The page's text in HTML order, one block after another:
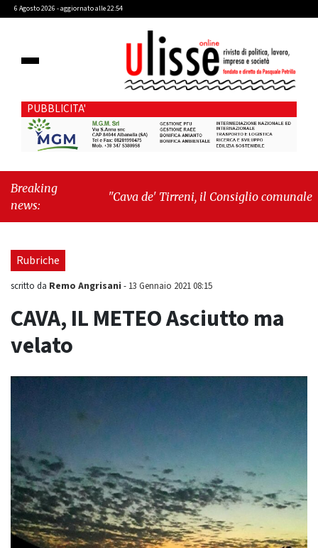
6 Agosto 2026 - aggiornato alle 22:54
PUBBLICITA'
Breaking
news:
"Cava de' Tirreni, il Consiglio comunale
Rubriche
scritto da Remo Angrisani - 13 Gennaio 2021 08:15
CAVA, IL METEO Asciutto ma
velato